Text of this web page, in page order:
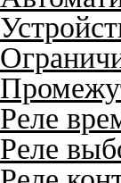
Реле
Реле